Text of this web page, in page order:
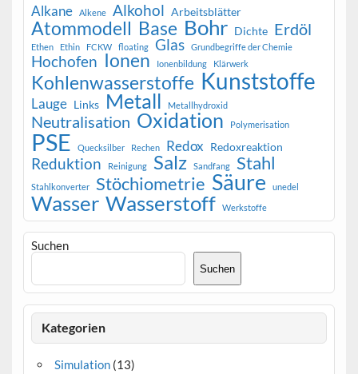
Alkane Alkene Alkohol Arbeitsblätter
Atommodell Base Bohr Dichte Erdöl
Ethen Ethin FCKW floating Glas Grundbegriffe der Chemie
Hochofen Ionen Ionenbildung Klärwerk
Kohlenwasserstoffe Kunststoffe
Lauge Links Metall Metallhydroxid
Neutralisation Oxidation Polymerisation
PSE Quecksilber Rechen Redox Redoxreaktion
Reduktion Reinigung Salz Sandfang Stahl
Stahlkonverter Stöchiometrie Säure unedel
Wasser Wasserstoff Werkstoffe
Suchen
Suchen
Kategorien
Simulation(13)